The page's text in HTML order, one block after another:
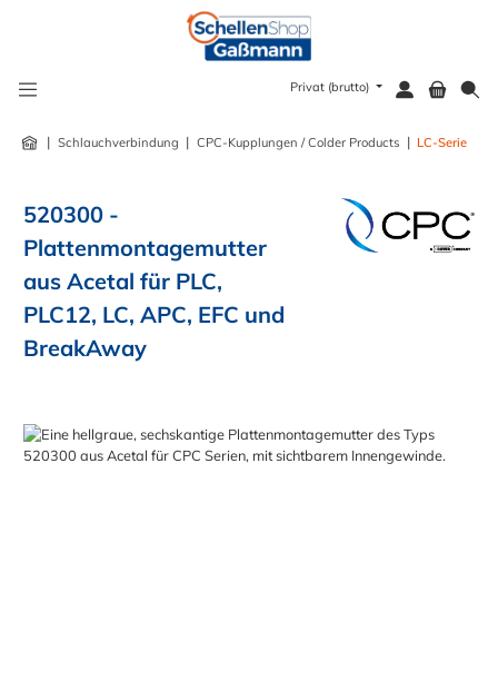
Privat (brutto)
| Schlauchverbindung | CPC-Kupplungen / Colder Products | LC-Serie
520300 -
Plattenmontagemutter
aus Acetal für PLC,
PLC12, LC, APC, EFC und
BreakAway
Bildergalerie überspringen